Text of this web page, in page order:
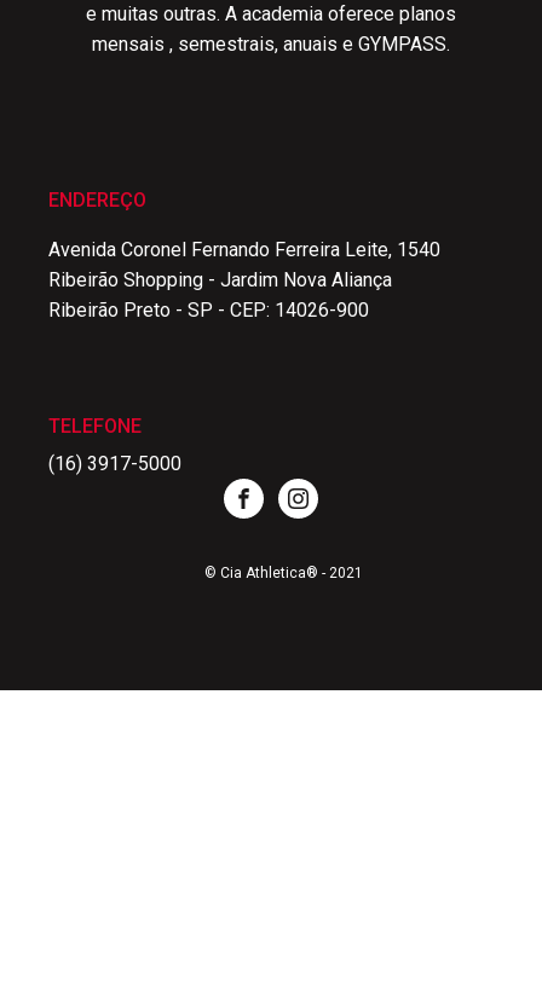
e muitas outras. A academia oferece planos
mensais , semestrais, anuais e GYMPASS.
ENDEREÇO
Avenida Coronel Fernando Ferreira Leite, 1540
Ribeirão Shopping - Jardim Nova Aliança
Ribeirão Preto - SP - CEP: 14026-900
TELEFONE
(16) 3917-5000
© Cia Athletica® - 2021